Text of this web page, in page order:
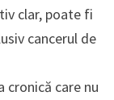
clar, poate fi
cancerul de
cronică care nu